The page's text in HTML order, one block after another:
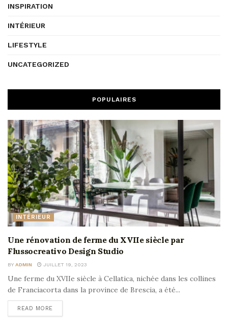
INSPIRATION
INTÉRIEUR
LIFESTYLE
UNCATEGORIZED
POPULAIRES
INTÉRIEUR
Une rénovation de ferme du XVIIe siècle par
Flussocreativo Design Studio
BY ADMIN JUILLET 19, 2023
Une ferme du XVIIe siècle à Cellatica, nichée dans les collines
de Franciacorta dans la province de Brescia, a été...
READ MORE